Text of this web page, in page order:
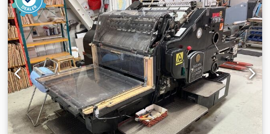
İskelet kovalamacası: 260 x 350mm Komplett mit Zubehör
und Schließrahmen / Aletler ve aksesuarlarla birlikte
komple çerçeve Dcjdjh Eg Tbopfx Agfek Skype-Video ile
Online-Video-İnspeksiyon Ziyaretinizden çok memnun
oluruz - daha fazla makine stokta Hemen Kullanılabilir -
İncelenebilir Stokta Emskirchen / Nürnberg - Test edilebilir